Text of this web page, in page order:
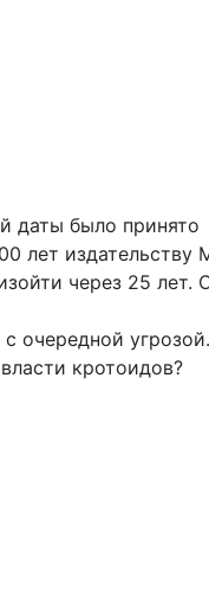
даты было принято
лет издательству
через 25 лет.
очередной угрозой.
кротоидов?